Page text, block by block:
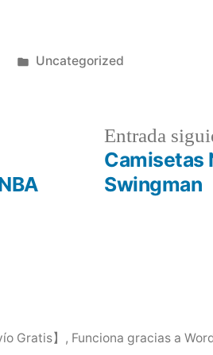
Publicado
Uncategorized
Entrada
Camisetas
Swingman
Gratis】 , Funciona gracias a